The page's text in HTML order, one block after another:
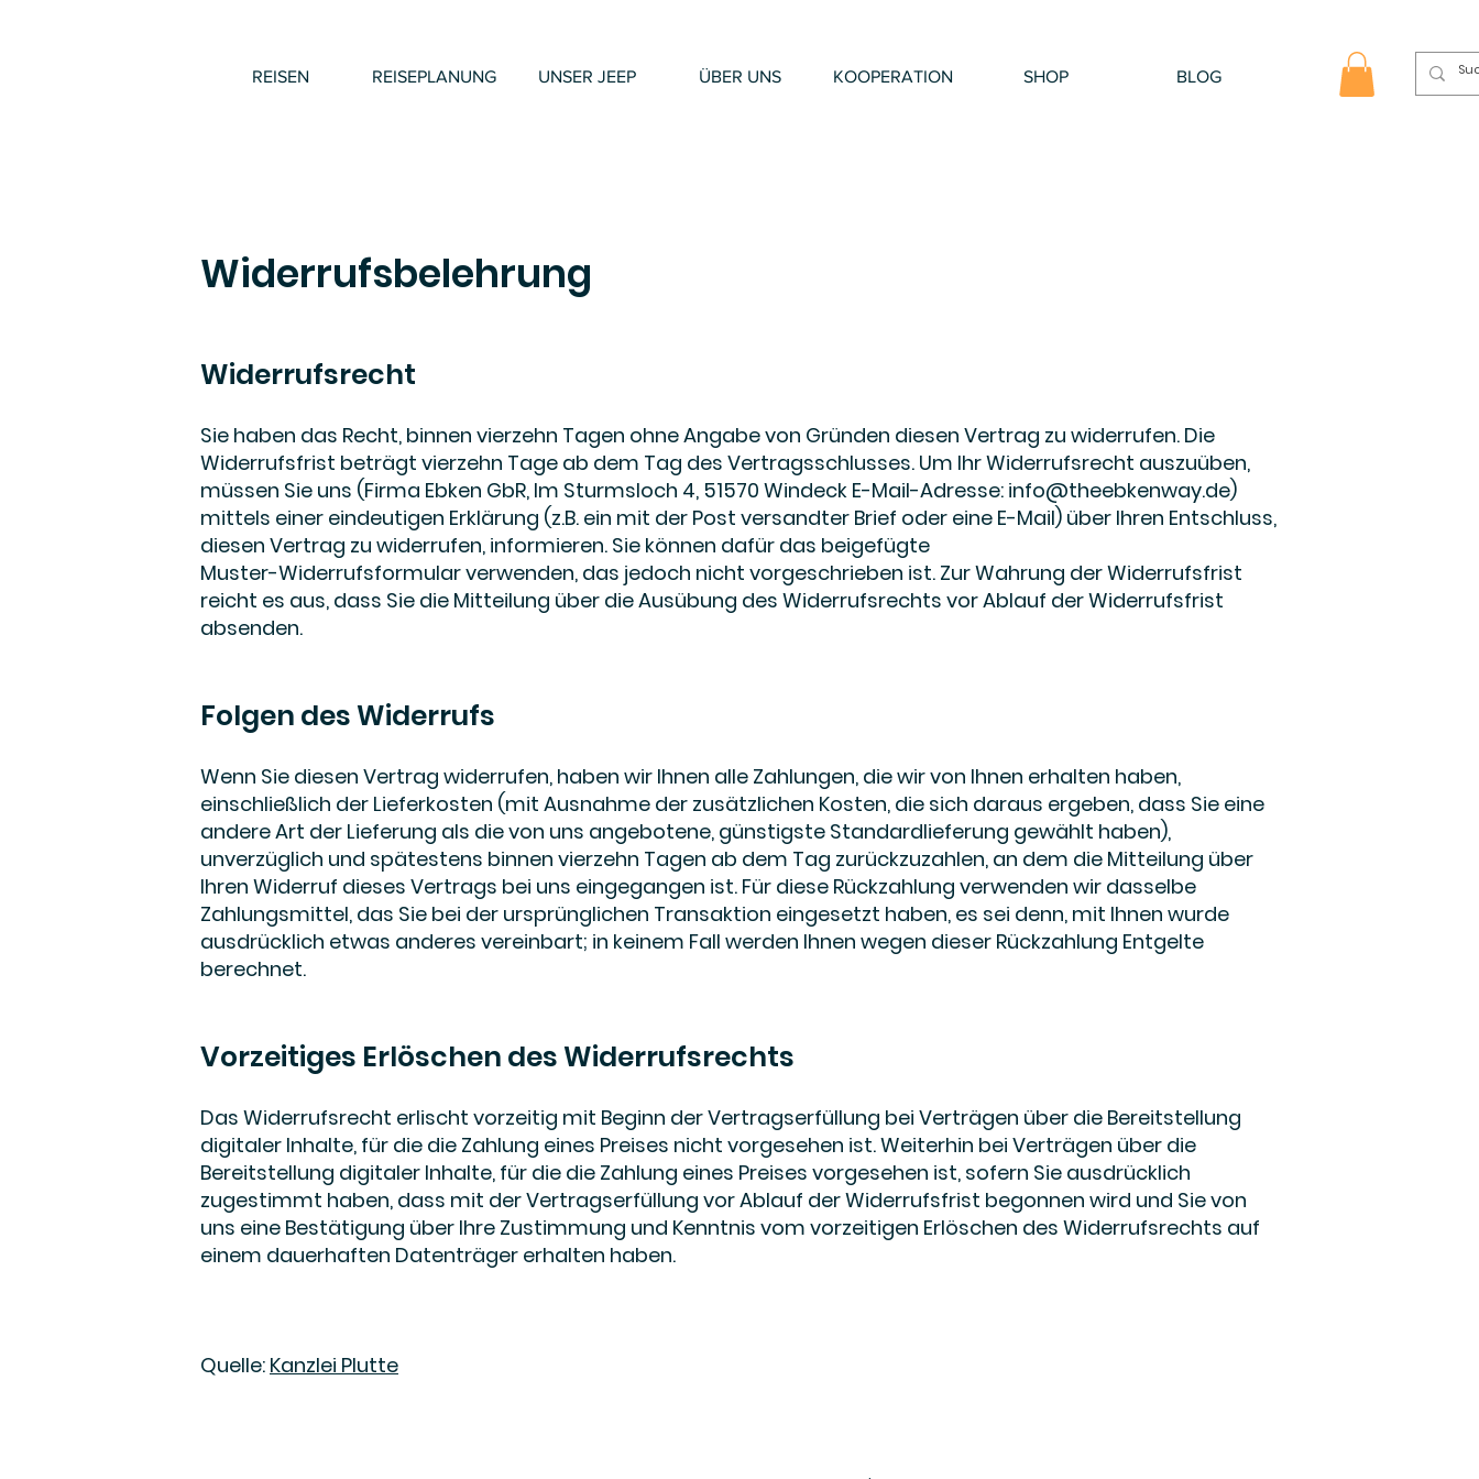
REISEN REISEPLANUNG UNSER JEEP ÜBER UNS KOOPERATION SHOP BLOG
Widerrufsbelehrung
Widerrufsrecht
Sie haben das Recht, binnen vierzehn Tagen ohne Angabe von Gründen diesen Vertrag zu widerrufen. Die
Widerrufsfrist beträgt vierzehn Tage ab dem Tag des Vertragsschlusses. Um Ihr Widerrufsrecht auszuüben,
müssen Sie uns (Firma Ebken GbR, Im Sturmsloch 4, 51570 Windeck E-Mail-Adresse: info@theebkenway.de)
mittels einer eindeutigen Erklärung (z.B. ein mit der Post versandter Brief oder eine E-Mail) über Ihren Entschluss,
diesen Vertrag zu widerrufen, informieren. Sie können dafür das beigefügte
Muster-Widerrufsformular verwenden, das jedoch nicht vorgeschrieben ist. Zur Wahrung der Widerrufsfrist
reicht es aus, dass Sie die Mitteilung über die Ausübung des Widerrufsrechts vor Ablauf der Widerrufsfrist
absenden.
Folgen des Widerrufs
Wenn Sie diesen Vertrag widerrufen, haben wir Ihnen alle Zahlungen, die wir von Ihnen erhalten haben,
einschließlich der Lieferkosten (mit Ausnahme der zusätzlichen Kosten, die sich daraus ergeben, dass Sie eine
andere Art der Lieferung als die von uns angebotene, günstigste Standardlieferung gewählt haben),
unverzüglich und spätestens binnen vierzehn Tagen ab dem Tag zurückzuzahlen, an dem die Mitteilung über
Ihren Widerruf dieses Vertrags bei uns eingegangen ist. Für diese Rückzahlung verwenden wir dasselbe
Zahlungsmittel, das Sie bei der ursprünglichen Transaktion eingesetzt haben, es sei denn, mit Ihnen wurde
ausdrücklich etwas anderes vereinbart; in keinem Fall werden Ihnen wegen dieser Rückzahlung Entgelte
berechnet.
Vorzeitiges Erlöschen des Widerrufsrechts
Das Widerrufsrecht erlischt vorzeitig mit Beginn der Vertragserfüllung bei Verträgen über die Bereitstellung
digitaler Inhalte, für die die Zahlung eines Preises nicht vorgesehen ist. Weiterhin bei Verträgen über die
Bereitstellung digitaler Inhalte, für die die Zahlung eines Preises vorgesehen ist, sofern Sie ausdrücklich
zugestimmt haben, dass mit der Vertragserfüllung vor Ablauf der Widerrufsfrist begonnen wird und Sie von
uns eine Bestätigung über Ihre Zustimmung und Kenntnis vom vorzeitigen Erlöschen des Widerrufsrechts auf
einem dauerhaften Datenträger erhalten haben.
Quelle: Kanzlei Plutte